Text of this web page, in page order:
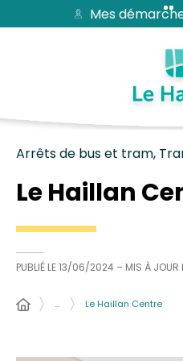
Aide et accessibilité
Passer au menu
Passer au contenu
Mes
Arrêts de bus et tram,
Le Haillan
PUBLIÉ LE13/06/2024 – MIS À JOUR
… Le Haillan Centre